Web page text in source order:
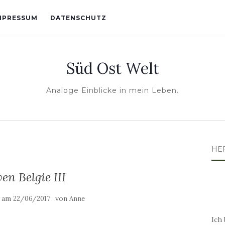
DATENSCHUTZ
Süd Ost Welt
Analoge Einblicke in mein Leben.
Belgie III
am22/06/2017 vonAnne
Ich